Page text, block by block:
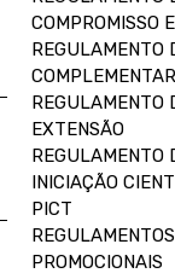
COMPROMISSO
REGULAMENTO
REGULAMENTO
EXTENSÃO
REGULAMENTO
INICIAÇÃO
PICT
PROMOCIONAIS